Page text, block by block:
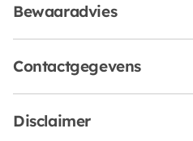
Bewaaradvies
Contactgegevens
Disclaimer